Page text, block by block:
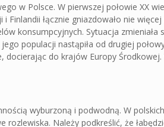
w Polsce. W pierwszej połowie XX
łącznie gniazdowało nie
konsumpcyjnych. Sytuacja zmieniała
populacji nastąpiła od drugiej
docierając do krajów Europy
wyburzoną i podwodną. W
Należy podkreślić, że